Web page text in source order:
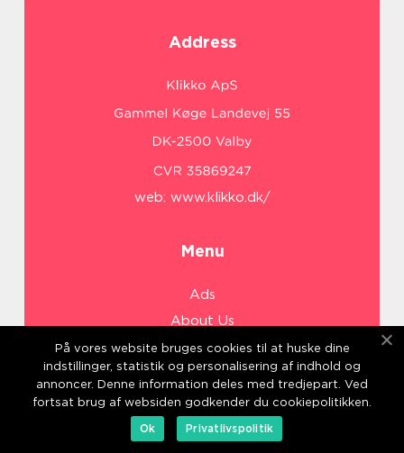
Address
web: www.klikko.dk/
Menu
Ads
About Us
Cookies
Contact
Sitemap
På vores website bruges cookies til at huske dine
indstillinger, statistik og personalisering af indhold og
annoncer. Denne information deles med tredjepart. Ved
fortsat brug af websiden godkender du cookiepolitikken.
Ok
Privatlivspolitik